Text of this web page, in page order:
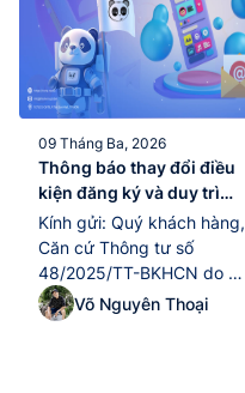
09 Tháng Ba, 2026
Thông báo thay đổi điều
kiện đăng ký và duy trì
tên miền “.edu.vn” kể từ
ngày 10/02/2026
Kính gửi: Quý khách hàng,
Căn cứ Thông tư số
48/2025/TT-BKHCN do Bộ
Khoa học và Công nghệ
ban hành ngày
Võ Nguyên Thoại